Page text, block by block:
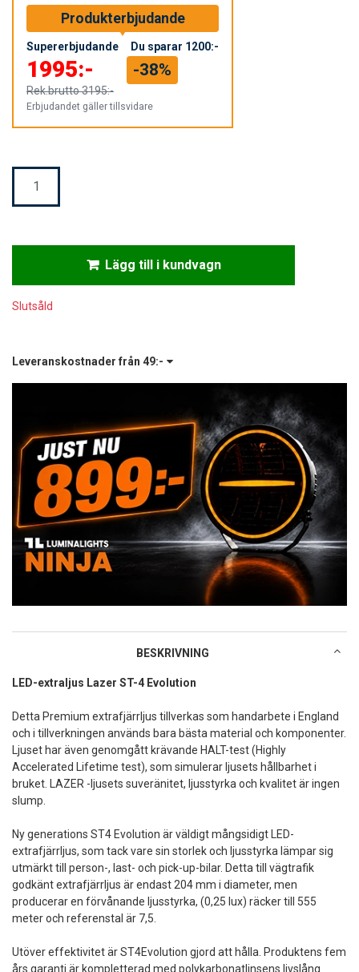
Produkterbjudande
Supererbjudande Du sparar 1200:-
1995:-
Rek.brutto3195:-
-38%
Erbjudandet gäller tillsvidare
Slutsåld
Leveranskostnader från 49:-
Mängd
Lägg till i kundvagn
BESKRIVNING
LED-extraljus Lazer ST-4 Evolution
Detta Premium extrafjärrljus tillverkas som handarbete i England
och i tillverkningen används bara bästa material och komponenter.
Ljuset har även genomgått krävande HALT-test (Highly
Accelerated Lifetime test), som simulerar ljusets hållbarhet i
bruket. LAZER -ljusets suveränitet, ljusstyrka och kvalitet är ingen
slump.
Ny generations ST4 Evolution är väldigt mångsidigt LED-
extrafjärrljus, som tack vare sin storlek och ljusstyrka lämpar sig
utmärkt till person-, last- och pick-up-bilar. Detta till vägtrafik
godkänt extrafjärrljus är endast 204 mm i diameter, men
producerar en förvånande ljusstyrka, (0,25 lux) räcker till 555
meter och referenstal är 7,5.
Utöver effektivitet är ST4Evolution gjord att hålla. Produktens fem
års garanti är kompletterad med polykarbonatlinsens livslång